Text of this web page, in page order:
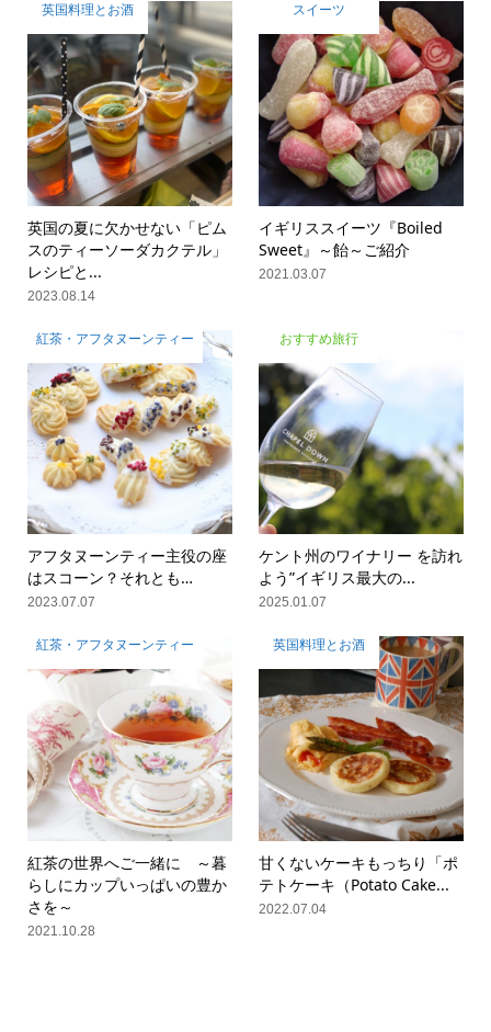
英国料理とお酒
英国の夏に欠かせない「ピム
スのティーソーダカクテル」
レシピと...
2023.08.14
スイーツ
イギリススイーツ『Boiled
Sweet』～飴～ご紹介
2021.03.07
紅茶・アフタヌーンティー
アフタヌーンティー主役の座
はスコーン？それとも…
2023.07.07
おすすめ旅行
ケント州のワイナリー を訪れ
よう”イギリス最大の...
2025.01.07
紅茶・アフタヌーンティー
紅茶の世界へご一緒に ～暮
らしにカップいっぱいの豊か
さを～
2021.10.28
英国料理とお酒
甘くないケーキもっちり「ポ
テトケーキ（Potato Cake...
2022.07.04